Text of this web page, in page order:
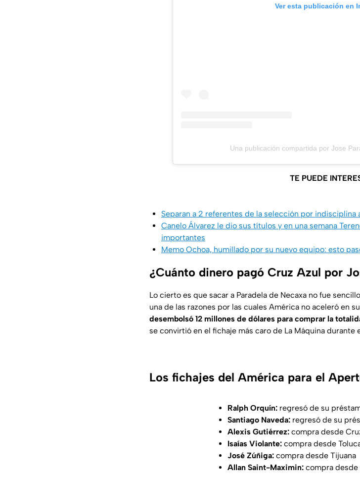
Ver esta publicación en
Una publicación compartida por Jose
TE PUEDE
Separan a 2 referentes de la selección por indisciplina
Canelo Álvarez le dio sus títulos y en una semana
importantes
Memo Ochoa, humillado por su nuevo equipo: esto
¿Cuánto dinero pagó Cruz Azul por
Lo cierto es que sacar a Paradela de Necaxa no fue
una de las razones por las cuales América no aceleró en
desembolsó 12 millones de dólares para comprar la
se convirtió en el fichaje más caro de La Máquina durante
Los fichajes del América para el
Ralph Orquín: regresó de su
Santiago Naveda: regresó de su
Alexis Gutiérrez: compra desde
Isaías Violante: compra desde
José Zúñiga: compra desde Tijuana
Allan Saint-Maximin: compra desde